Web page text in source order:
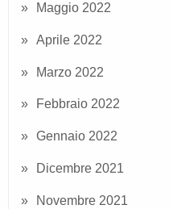
Maggio 2022
Aprile 2022
Marzo 2022
Febbraio 2022
Gennaio 2022
Dicembre 2021
Novembre 2021